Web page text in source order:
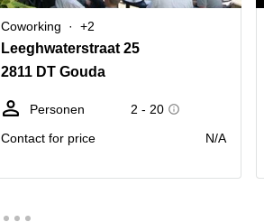
Coworking +2
Leeghwaterstraat 25
2811 DT Gouda
Personen
2 - 20
Contact for price
N/A